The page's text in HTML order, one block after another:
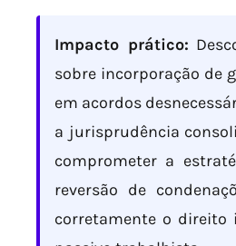
Impacto prático:
sobre incorporação de
em acordos
a jurisprudência
comprometer a
reversão de
corretamente o